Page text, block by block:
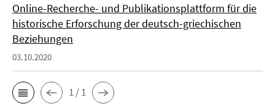
Online-Recherche- und Publikationsplattform für die
historische Erforschung der deutsch-griechischen
Beziehungen
03.10.2020
1 / 1